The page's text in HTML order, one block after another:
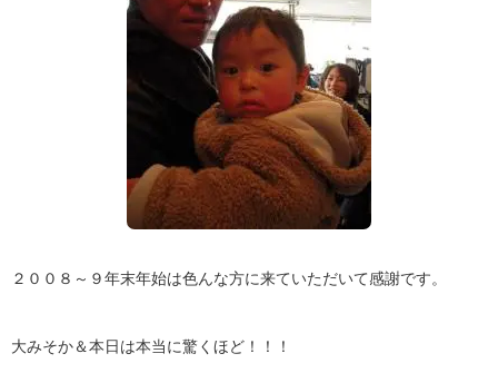
２００８～９年末年始は色んな方に来ていただいて感謝です。
大みそか＆本日は本当に驚くほど！！！